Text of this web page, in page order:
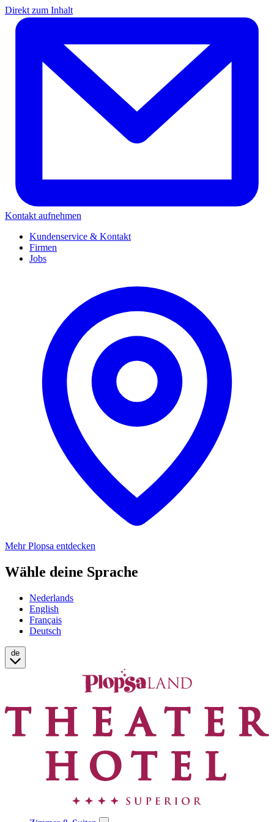
Direkt zum Inhalt
Kontakt aufnehmen
Kundenservice & Kontakt
Firmen
Jobs
Mehr Plopsa entdecken
Wähle deine Sprache
Nederlands
English
Français
Deutsch
de